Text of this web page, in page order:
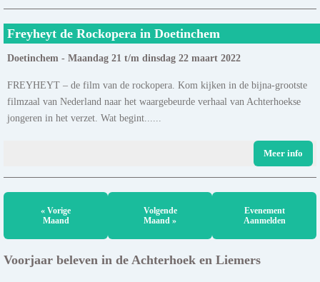
Freyheyt de Rockopera in Doetinchem
Doetinchem - Maandag 21 t/m dinsdag 22 maart 2022
FREYHEYT – de film van de rockopera. Kom kijken in de bijna-grootste
filmzaal van Nederland naar het waargebeurde verhaal van Achterhoekse
jongeren in het verzet. Wat begint......
Meer info
« Vorige
Maand
Volgende
Maand »
Evenement
Aanmelden
Voorjaar beleven in de Achterhoek en Liemers